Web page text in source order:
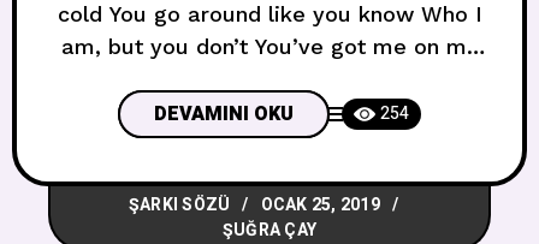
cold You go around like you know Who I
am, but you don’t You’ve got me on my
biliyormuş gibi dolaşıyorsun Ben benim
ama sen değilsin Tamamen bana
sahipsin I’m slipping into the lava And
I’m trying keep from going under Baby,
DEVAMINI OKU 254
ŞARKI SÖZÜ
OCAK 25, 2019
ŞUĞRA ÇAY